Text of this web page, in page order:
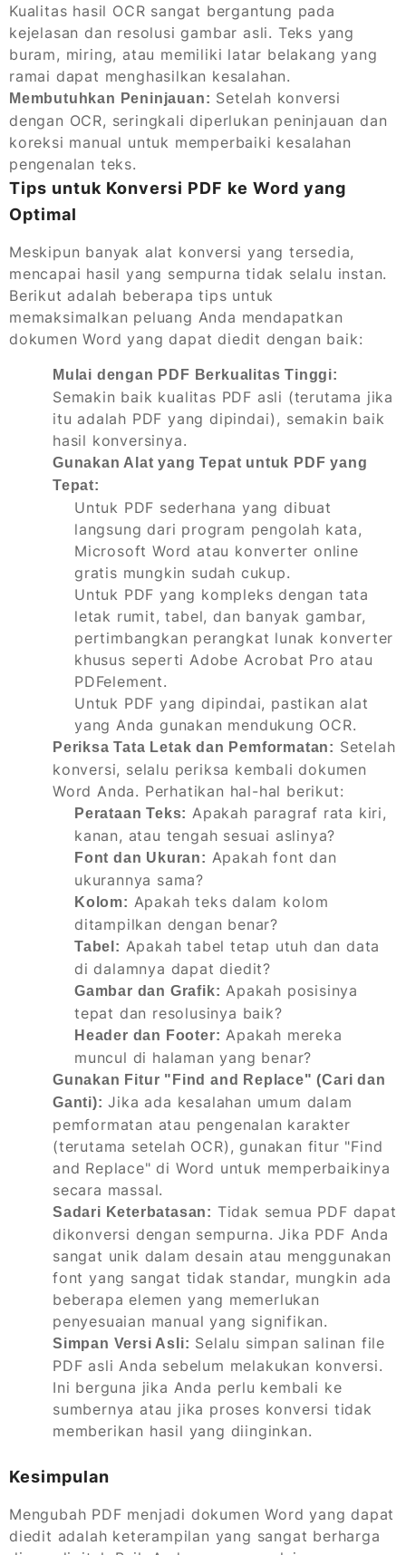
Kualitas hasil OCR sangat bergantung pada
kejelasan dan resolusi gambar asli. Teks yang
buram, miring, atau memiliki latar belakang yang
ramai dapat menghasilkan kesalahan.
Membutuhkan Peninjauan: Setelah konversi
dengan OCR, seringkali diperlukan peninjauan dan
koreksi manual untuk memperbaiki kesalahan
pengenalan teks.
Tips untuk Konversi PDF ke Word yang
Optimal
Meskipun banyak alat konversi yang tersedia,
mencapai hasil yang sempurna tidak selalu instan.
Berikut adalah beberapa tips untuk
memaksimalkan peluang Anda mendapatkan
dokumen Word yang dapat diedit dengan baik:
Mulai dengan PDF Berkualitas Tinggi:
Semakin baik kualitas PDF asli (terutama jika
itu adalah PDF yang dipindai), semakin baik
hasil konversinya.
Gunakan Alat yang Tepat untuk PDF yang
Tepat:
Untuk PDF sederhana yang dibuat
langsung dari program pengolah kata,
Microsoft Word atau konverter online
gratis mungkin sudah cukup.
Untuk PDF yang kompleks dengan tata
letak rumit, tabel, dan banyak gambar,
pertimbangkan perangkat lunak konverter
khusus seperti Adobe Acrobat Pro atau
PDFelement.
Untuk PDF yang dipindai, pastikan alat
yang Anda gunakan mendukung OCR.
Periksa Tata Letak dan Pemformatan: Setelah
konversi, selalu periksa kembali dokumen
Word Anda. Perhatikan hal-hal berikut:
Perataan Teks: Apakah paragraf rata kiri,
kanan, atau tengah sesuai aslinya?
Font dan Ukuran: Apakah font dan
ukurannya sama?
Kolom: Apakah teks dalam kolom
ditampilkan dengan benar?
Tabel: Apakah tabel tetap utuh dan data
di dalamnya dapat diedit?
Gambar dan Grafik: Apakah posisinya
tepat dan resolusinya baik?
Header dan Footer: Apakah mereka
muncul di halaman yang benar?
Gunakan Fitur "Find and Replace" (Cari dan
Ganti): Jika ada kesalahan umum dalam
pemformatan atau pengenalan karakter
(terutama setelah OCR), gunakan fitur "Find
and Replace" di Word untuk memperbaikinya
secara massal.
Sadari Keterbatasan: Tidak semua PDF dapat
dikonversi dengan sempurna. Jika PDF Anda
sangat unik dalam desain atau menggunakan
font yang sangat tidak standar, mungkin ada
beberapa elemen yang memerlukan
penyesuaian manual yang signifikan.
Simpan Versi Asli: Selalu simpan salinan file
PDF asli Anda sebelum melakukan konversi.
Ini berguna jika Anda perlu kembali ke
sumbernya atau jika proses konversi tidak
memberikan hasil yang diinginkan.
Kesimpulan
Mengubah PDF menjadi dokumen Word yang dapat
diedit adalah keterampilan yang sangat berharga